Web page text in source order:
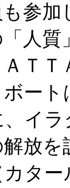
参加
人質
Ｔ
ー
イ
放
タ